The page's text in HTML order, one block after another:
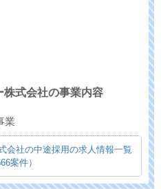
株式会社の事業内容
業
会社の中途採用の求人情報一覧
案件）